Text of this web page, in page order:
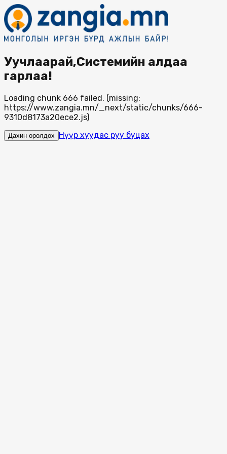
Уучлаарай,Системийн алдаа
гарлаа!
Loading chunk 666 failed. (missing:
https://www.zangia.mn/_next/static/chunks/666-
9310d8173a20ece2.js)
Дахин оролдох Нүүр хуудас руу буцах